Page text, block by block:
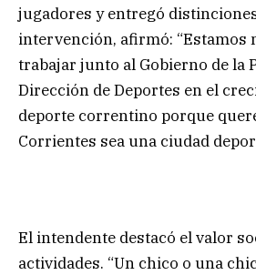
jugadores y entregó
intervención, afirmó: “Estamos
trabajar junto al Gobierno de la
Dirección de Deportes en el
deporte correntino porque
Corrientes sea una ciudad
El intendente destacó el valor
actividades. “Un chico o una